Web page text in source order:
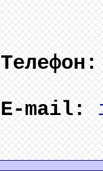
E-mail: